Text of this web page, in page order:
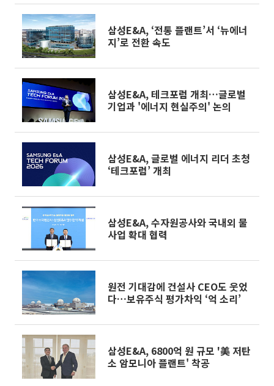
삼성E&A, ‘전통 플랜트’서 ‘뉴에너
지’로 전환 속도
삼성E&A, 테크포럼 개최…글로벌
기업과 '에너지 현실주의' 논의
삼성E&A, 글로벌 에너지 리더 초청
‘테크포럼’ 개최
삼성E&A, 수자원공사와 국내외 물
사업 확대 협력
원전 기대감에 건설사 CEO도 웃었
다…보유주식 평가차익 ‘억 소리’
삼성E&A, 6800억 원 규모 '美 저탄
소 암모니아 플랜트' 착공